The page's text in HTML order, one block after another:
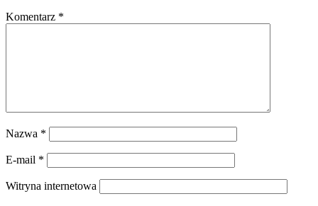
Komentarz *
Nazwa *
E-mail *
Witryna internetowa